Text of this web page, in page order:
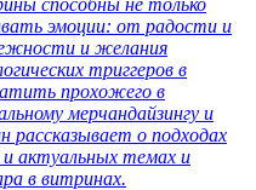
способны не только
эмоции: от радости и
и желания
триггеров в
прохожего в
мерчандайзингу и
рассказывает о подходах
и актуальных темах и
в витринах.